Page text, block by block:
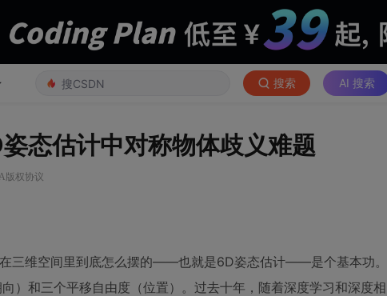
搜索 AI 搜索
态估计中对称物体歧义难题
版权协议
三维空间里到底怎么摆的——也就是6D姿态估计——是个基本功。
）和三个平移自由度（位置）。过去十年，随着深度学习和深度相